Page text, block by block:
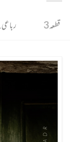
قطعہ3 رباعی